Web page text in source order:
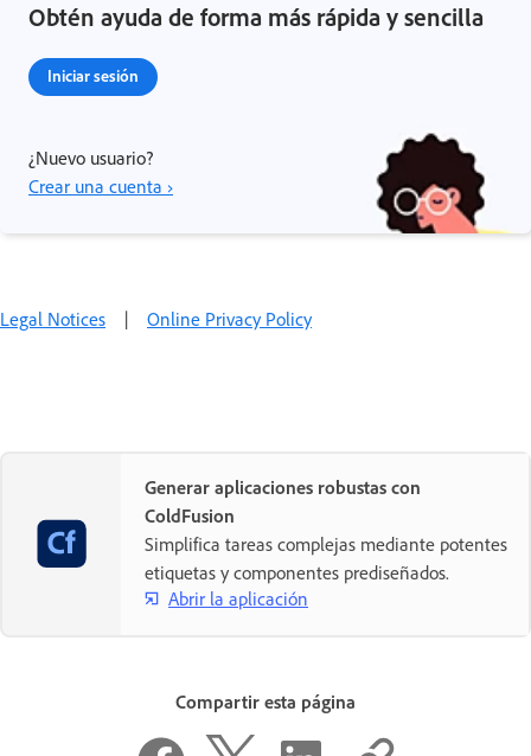
Obtén ayuda de forma más rápida y sencilla
Iniciar sesión
¿Nuevo usuario?
Crear una cuenta ›
Legal Notices | Online Privacy Policy
Generar aplicaciones robustas con
ColdFusion
Simplifica tareas complejas mediante potentes
etiquetas y componentes prediseñados.
Abrir la aplicación
Compartir esta página